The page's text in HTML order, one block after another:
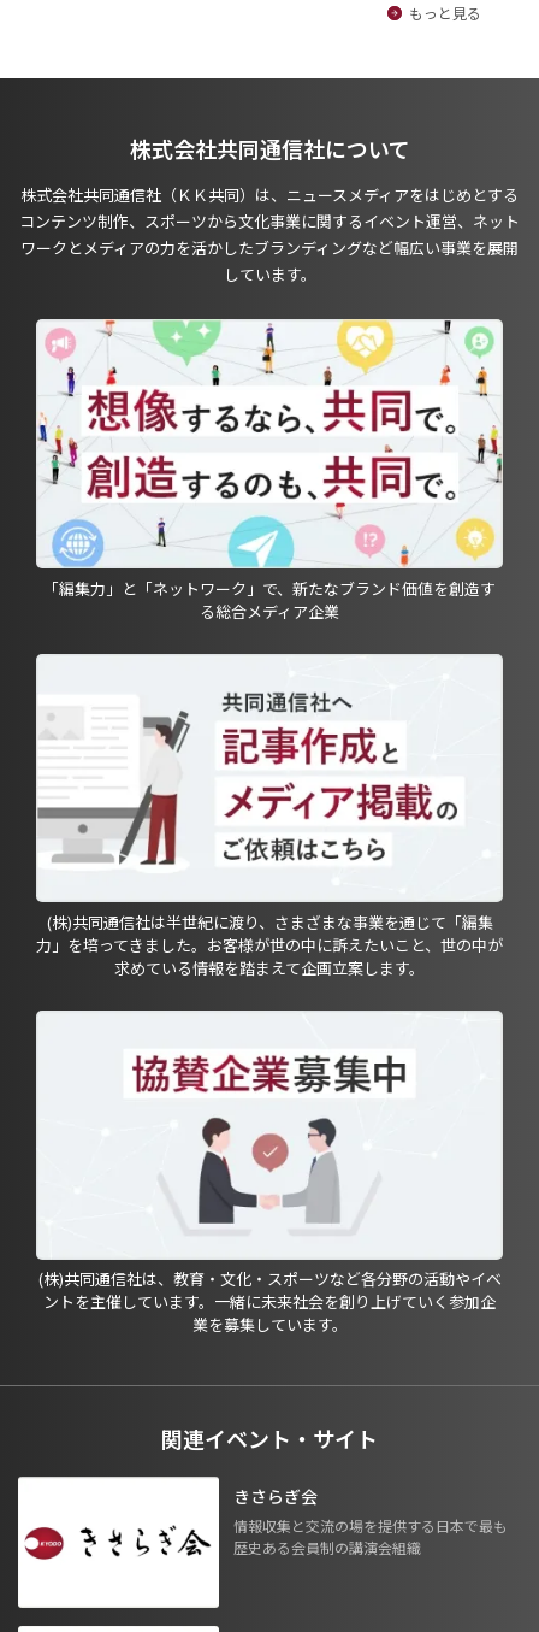
もっと見る
株式会社共同通信社について
株式会社共同通信社（ＫＫ共同）は、ニュースメディアをはじめとする
コンテンツ制作、スポーツから文化事業に関するイベント運営、ネット
ワークとメディアの力を活かしたブランディングなど幅広い事業を展開
しています。
「編集力」と「ネットワーク」で、新たなブランド価値を創造す
る総合メディア企業
(株)共同通信社は半世紀に渡り、さまざまな事業を通じて「編集
力」を培ってきました。お客様が世の中に訴えたいこと、世の中が
求めている情報を踏まえて企画立案します。
(株)共同通信社は、教育・文化・スポーツなど各分野の活動やイベ
ントを主催しています。一緒に未来社会を創り上げていく参加企
業を募集しています。
関連イベント・サイト
きさらぎ会
情報収集と交流の場を提供する日本で最も
歴史ある会員制の講演会組織